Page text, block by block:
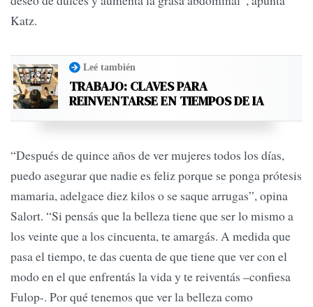
Katz.
Leé también
TRABAJO: CLAVES PARA
REINVENTARSE EN TIEMPOS DE IA
“Después de quince años de ver mujeres todos los días,
puedo asegurar que nadie es feliz porque se ponga prótesis
mamaria, adelgace diez kilos o se saque arrugas”, opina
Salort. “Si pensás que la belleza tiene que ser lo mismo a
los veinte que a los cincuenta, te amargás. A medida que
pasa el tiempo, te das cuenta de que tiene que ver con el
modo en el que enfrentás la vida y te reiventás –confiesa
Fulop-. Por qué tenemos que ver la belleza como